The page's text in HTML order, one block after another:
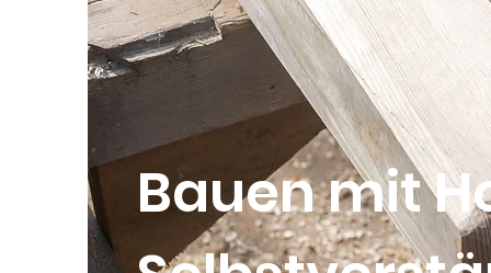
Bauen mit